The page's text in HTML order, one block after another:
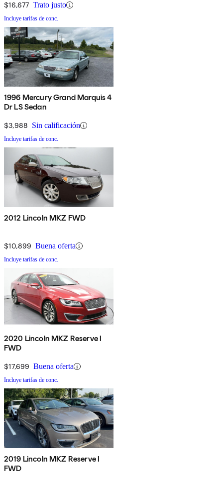
$16,677 Trato justo
Incluye tarifas de conc.
1996 Mercury Grand Marquis 4
Dr LS Sedan
$3,988 Sin calificación
Incluye tarifas de conc.
2012 Lincoln MKZ FWD
$10,899 Buena oferta
Incluye tarifas de conc.
2020 Lincoln MKZ Reserve I
FWD
$17,699 Buena oferta
Incluye tarifas de conc.
2019 Lincoln MKZ Reserve I
FWD